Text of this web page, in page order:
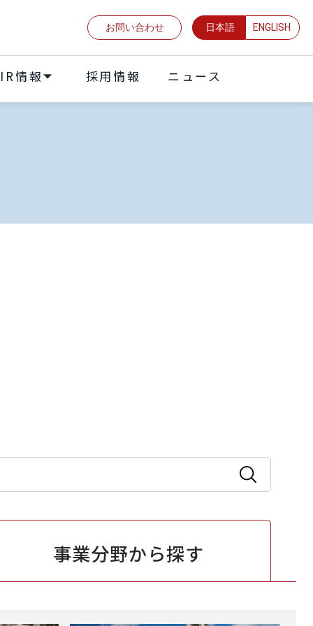
お問い合わせ 日本語 ENGLISH
IR情報 採⽤情報 ニュース
事業分野から探す